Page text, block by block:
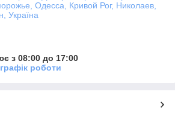
Одесса, Кривой Рог, Николаев,
Україна
з 08:00 до 17:00
роботи